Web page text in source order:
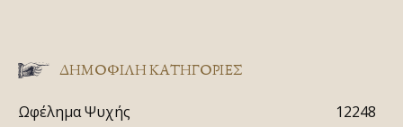
ΔΗΜΟΦΙΛΗ ΚΑΤΗΓΟΡΙΕΣ
Ωφέλημα Ψυχής
12248